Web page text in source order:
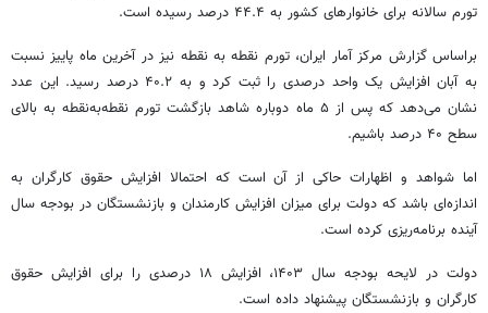
تورم سالانه برای خانوارهای کشور به ۴۴.۴ درصد رسیده است.
براساس گزارش مرکز آمار ایران، تورم نقطه به نقطه نیز در آخرین ماه پاییز نسبت
به آبان افزایش یک واحد درصدی را ثبت کرد و به ۴۰.۲ درصد رسید. این عدد
نشان می‌دهد که پس از ۵ ماه دوباره شاهد بازگشت تورم نقطه‌به‌نقطه به بالای
سطح ۴۰ درصد باشیم.
اما شواهد و اظهارات حاکی از آن است که احتمالا افزایش حقوق کارگران به
اندازه‌ای باشد که دولت برای میزان افزایش کارمندان و بازنشستگان در بودجه سال
آینده برنامه‌ریزی کرده است.
دولت در لایحه بودجه سال ۱۴۰۳، افزایش ۱۸ درصدی را برای افزایش حقوق
کارگران و بازنشستگان پیشنهاد داده است.